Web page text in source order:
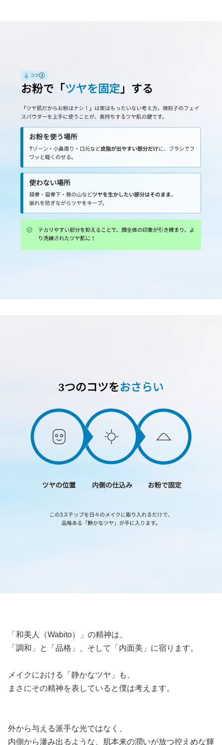
「和美人（Wabito）」の精神は、
「調和」と「品格」、そして「内面美」に宿ります。
メイクにおける「静かなツヤ」も、
まさにその精神を表していると僕は考えます。
外から与える派手な光ではなく、
内側から滲み出るような、肌本来の潤いが放つ控えめな輝